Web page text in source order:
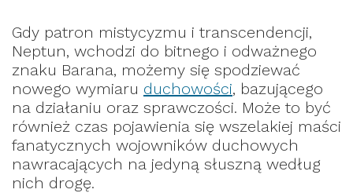
Gdy patron mistycyzmu i transcendencji,
Neptun, wchodzi do bitnego i odważnego
znaku Barana, możemy się spodziewać
nowego wymiaru duchowości, bazującego
na działaniu oraz sprawczości. Może to być
również czas pojawienia się wszelakiej maści
fanatycznych wojowników duchowych
nawracających na jedyną słuszną według
nich drogę.